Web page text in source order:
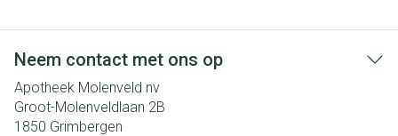
Neem contact met ons op
Apotheek Molenveld nv
Groot-Molenveldlaan 2B
1850 Grimbergen